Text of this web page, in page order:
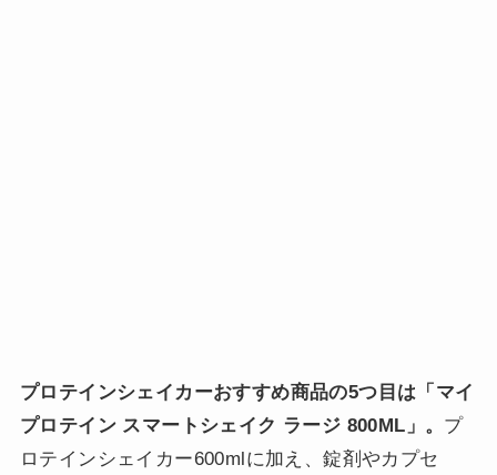
プロテインシェイカーおすすめ商品の5つ目は「マイ
プロテイン スマートシェイク ラージ 800ML」。 プ
ロテインシェイカー600mlに加え、錠剤やカプセ